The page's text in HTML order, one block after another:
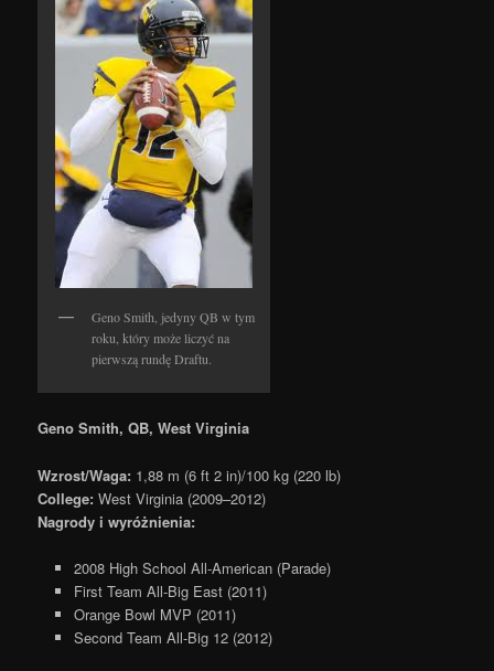
Geno Smith, jedyny QB w tym
roku, który może liczyć na
pierwszą rundę Draftu.
Geno Smith, QB, West Virginia
Wzrost/Waga: 1,88 m (6 ft 2 in)/100 kg (220 lb)
College: West Virginia (2009–2012)
Nagrody i wyróżnienia:
2008 High School All-American (Parade)
First Team All-Big East (2011)
Orange Bowl MVP (2011)
Second Team All-Big 12 (2012)